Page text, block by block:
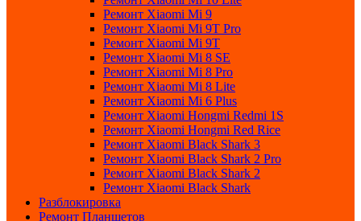
Ремонт Xiaomi Mi 9
Ремонт Xiaomi Mi 9T Pro
Ремонт Xiaomi Mi 9T
Ремонт Xiaomi Mi 8 SE
Ремонт Xiaomi Mi 8 Pro
Ремонт Xiaomi Mi 8 Lite
Ремонт Xiaomi Mi 6 Plus
Ремонт Xiaomi Hongmi Redmi 1S
Ремонт Xiaomi Hongmi Red Rice
Ремонт Xiaomi Black Shark 3
Ремонт Xiaomi Black Shark 2 Pro
Ремонт Xiaomi Black Shark 2
Ремонт Xiaomi Black Shark
Разблокировка
Ремонт Планшетов